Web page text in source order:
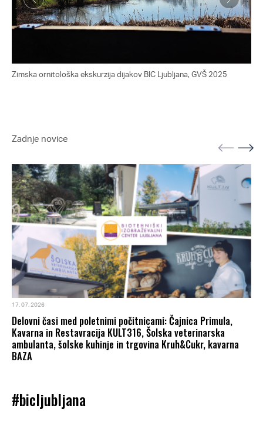
Zimska ornitološka ekskurzija dijakov BIC Ljubljana, GVŠ 2025
Zadnje novice
17. 07. 2026
Delovni časi med poletnimi počitnicami: Čajnica Primula,
Kavarna in Restavracija KULT316, Šolska veterinarska
ambulanta, šolske kuhinje in trgovina Kruh&Cukr, kavarna
BAZA
#bicljubljana